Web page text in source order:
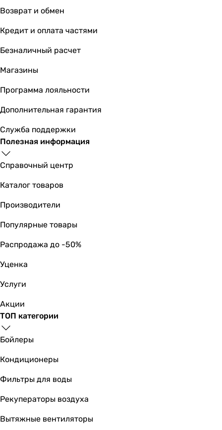
Ширина в упаковке
390 мм
-
-
-
Высота в упаковке
135 мм
-
-
-
-
Глубина в упаковке
390 мм
-
-
-
7 кг
12 кг
9 кг
9 кг
-
Гарантия
60 мес.
Возврат и обмен
Кредит и оплата частями
Безналичный расчет
Магазины
Программа лояльности
Дополнительная гарантия
Служба поддержки
Полезная информация
Справочный центр
Каталог товаров
Производители
Популярные товары
Распродажа до -50%
Уценка
Услуги
Акции
ТОП категории
Бойлеры
Кондиционеры
Фильтры для воды
Рекуператоры воздуха
Вытяжные вентиляторы